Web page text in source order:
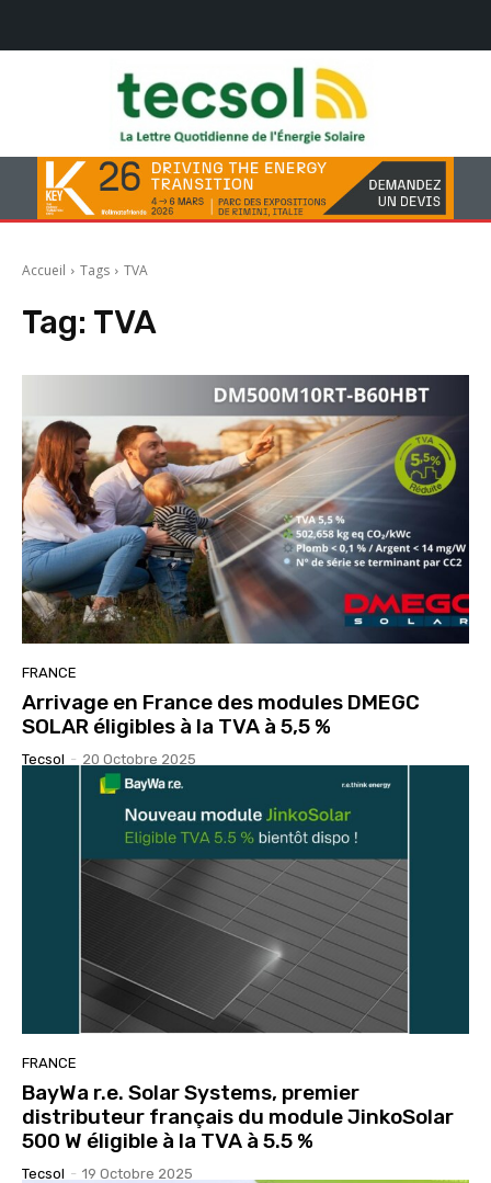
Accueil Tags TVA
Tag: TVA
FRANCE
Arrivage en France des modules DMEGC
SOLAR éligibles à la TVA à 5,5 %
Tecsol - 20 Octobre 2025
FRANCE
BayWa r.e. Solar Systems, premier
distributeur français du module JinkoSolar
500 W éligible à la TVA à 5.5 %
Tecsol - 19 Octobre 2025